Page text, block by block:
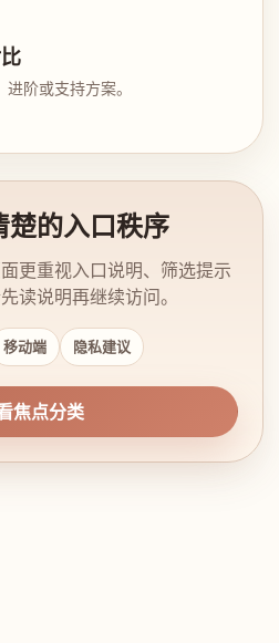
阶或支持方案。
的入口秩序
更重视入口说明、筛选提示
读说明再继续访问。
移动端 隐私建议
焦点分类